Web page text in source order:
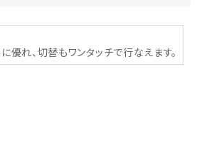
れ、切替もワンタッチで行なえます。